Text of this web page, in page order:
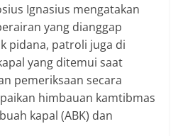
Ignasius mengatakan
yang dianggap
pidana, patroli juga di
yang ditemui saat
pemeriksaan secara
himbauan kamtibmas
kapal (ABK) dan